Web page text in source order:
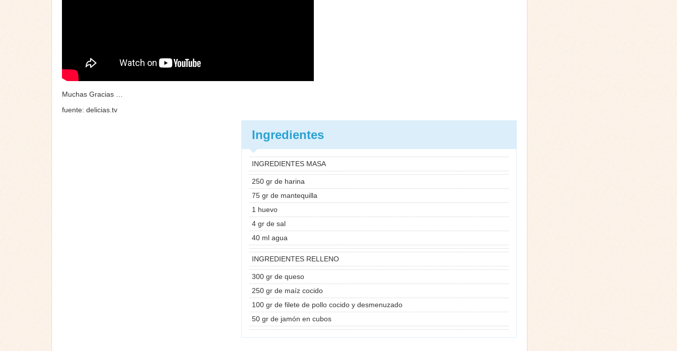
Muchas Gracias …
fuente: delicias.tv
Ingredientes
INGREDIENTES MASA
250 gr de harina
75 gr de mantequilla
1 huevo
4 gr de sal
40 ml agua
INGREDIENTES RELLENO
300 gr de queso
250 gr de maíz cocido
100 gr de filete de pollo cocido y desmenuzado
50 gr de jamón en cubos